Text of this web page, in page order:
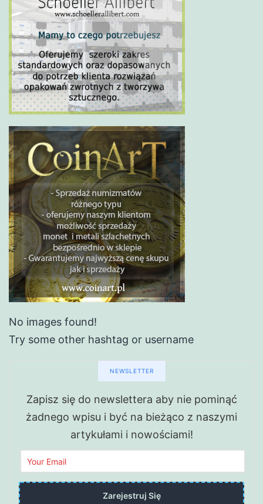
No images found!
Try some other hashtag or username
NEWSLETTER
Zapisz się do newslettera aby nie pominąć
żadnego wpisu i być na bieżąco z naszymi
artykułami i nowościami!